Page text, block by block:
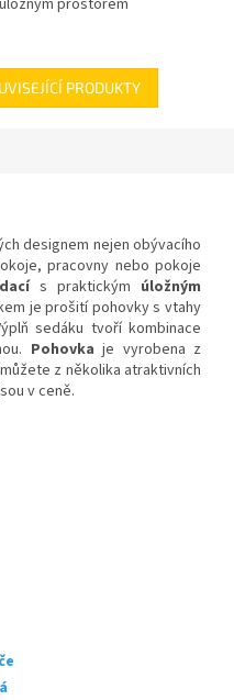
PRODUKTY
designem nejen obývacího
pracovny nebo pokoje
s praktickým úložným
je prošití pohovky s vtahy
sedáku tvoří kombinace
Pohovkaje vyrobena z
z několika atraktivních
v ceně.